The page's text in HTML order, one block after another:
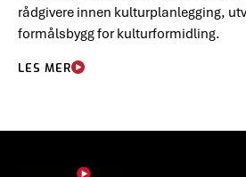
rådgivere innen kulturplanlegging,
formålsbygg for kulturformidling.
LES MER